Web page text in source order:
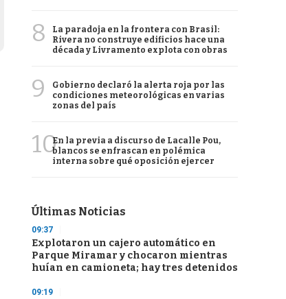
8
La paradoja en la frontera con Brasil:
Rivera no construye edificios hace una
década y Livramento explota con obras
9
Gobierno declaró la alerta roja por las
condiciones meteorológicas en varias
zonas del país
10En la previa a discurso de Lacalle Pou,
blancos se enfrascan en polémica
interna sobre qué oposición ejercer
Últimas Noticias
09:37
Explotaron un cajero automático en
Parque Miramar y chocaron mientras
huían en camioneta; hay tres detenidos
09:19